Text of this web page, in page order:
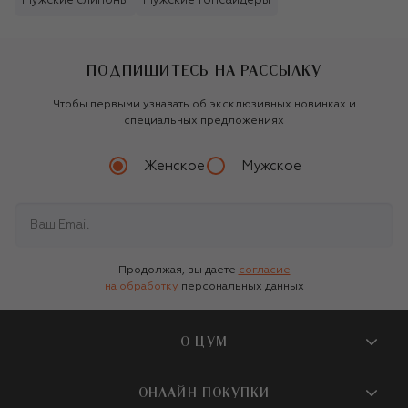
ПОДПИШИТЕСЬ НА РАССЫЛКУ
Чтобы первыми узнавать об эксклюзивных новинках и
специальных предложениях
Женское Мужское
Продолжая, вы даете согласие
на обработку персональных данных
О ЦУМ
О магазине
ОНЛАЙН ПОКУПКИ